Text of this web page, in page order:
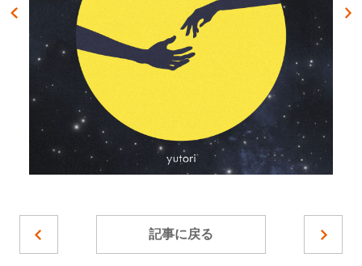
記事に戻る